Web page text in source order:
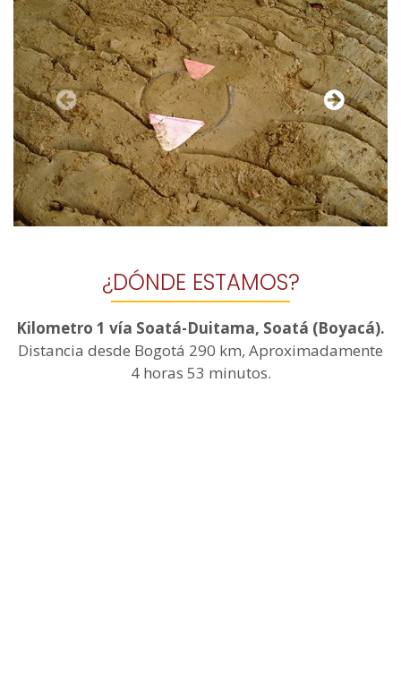
¿DÓNDE ESTAMOS?
Kilometro 1 vía Soatá-Duitama, Soatá (Boyacá).
Distancia desde Bogotá 290 km, Aproximadamente
4 horas 53 minutos.